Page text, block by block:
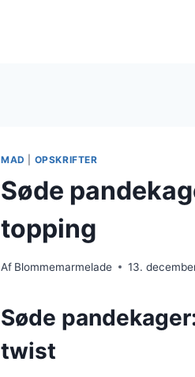
MAD OPSKRIFTER
Søde
topping
Af Blommemarmelade 13.
Søde
twist